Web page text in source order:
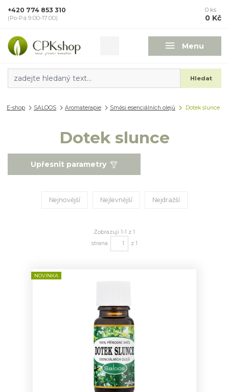
Menu
Hledat
+420 774 853 310
(Po-Pá 9:00-17:00)
0 ks
0 Kč
E-shop SALOOS Aromaterapie Směsi esenciálních olejů Dotek slunce
Dotek slunce
Upřesnit parametry
Nejnovější Nejlevnější Nejdražší
Zobrazuji 1-1 z 1
strana
z 1
NOVINKA